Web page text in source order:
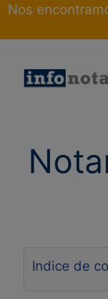
Skip
Nos
Indice de